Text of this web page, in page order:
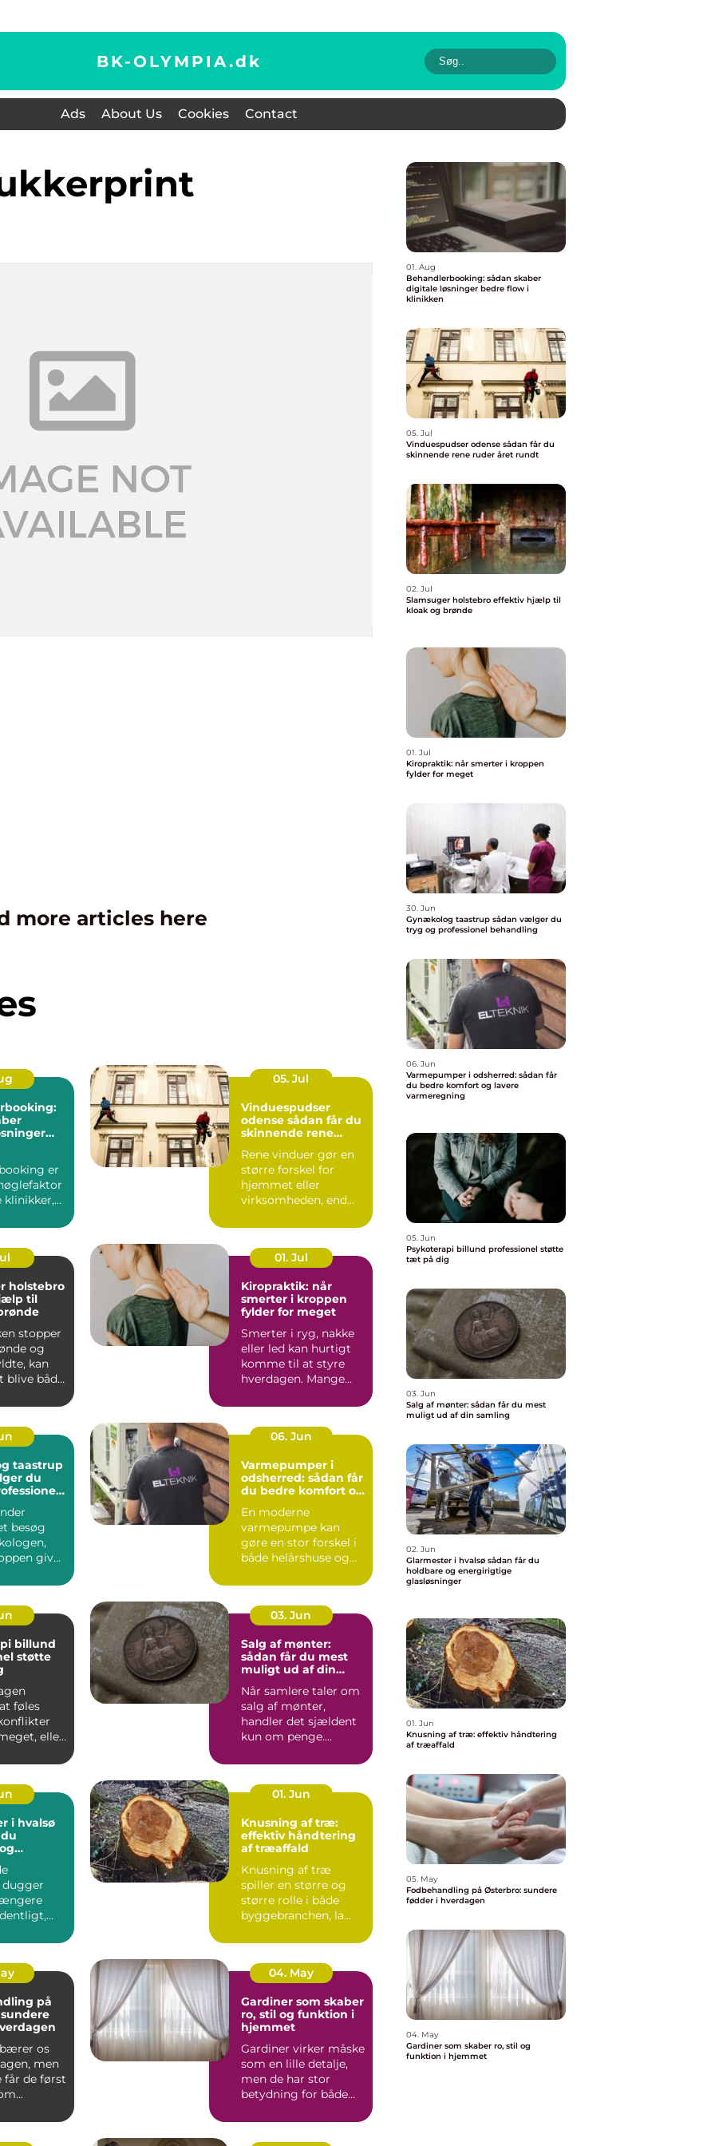
BK-OLYMPIA.dk
Ads About Us Cookies Contact
more articles here
er
klinikker,
05. Jul
Vinduespudser
odense sådan får du
skinnende rene
Rene vinduer gør en
større forskel for
hjemmet eller
virksomheden, end
Lysindfaldet bliv...
holstebro
til
stopper
og
kan
blive både
01. Jul
Kiropraktik: når
smerter i kroppen
fylder for meget
Smerter i ryg, nakke
eller led kan hurtigt
komme til at styre
hverdagen. Mange
taastrup
du
besøg
giver
06. Jun
Varmepumper i
odsherred: sådan får
du bedre komfort og
En moderne
varmepumpe kan
gøre en stor forskel i
både helårshuse og
Odsherred. Mange
væ...
billund
støtte
føles
eller
03. Jun
Salg af mønter:
sådan får du mest
muligt ud af din
Når samlere taler om
salg af mønter,
handler det sjældent
kun om penge.
historie, hånd...
i hvalsø
01. Jun
Knusning af træ:
effektiv håndtering
af træaffald
Knusning af træ
spiller en større og
større rolle i både
byggebranchen, la...
på
os
men
får de først
04. May
Gardiner som skaber
ro, stil og funktion i
hjemmet
Gardiner virker måske
som en lille detalje,
men de har stor
betydning for både
01. Aug
Behandlerbooking: sådan skaber
digitale løsninger bedre flow i
klinikken
05. Jul
Vinduespudser odense sådan får du
skinnende rene ruder året rundt
02. Jul
Slamsuger holstebro effektiv hjælp til
kloak og brønde
01. Jul
Kiropraktik: når smerter i kroppen
fylder for meget
30. Jun
Gynækolog taastrup sådan vælger du
tryg og professionel behandling
06. Jun
Varmepumper i odsherred: sådan får
du bedre komfort og lavere
varmeregning
05. Jun
Psykoterapi billund professionel støtte
tæt på dig
03. Jun
Salg af mønter: sådan får du mest
muligt ud af din samling
02. Jun
Glarmester i hvalsø sådan får du
holdbare og energirigtige
glasløsninger
01. Jun
Knusning af træ: effektiv håndtering
af træaffald
05. May
Fodbehandling på Østerbro: sundere
fødder i hverdagen
04. May
Gardiner som skaber ro, stil og
funktion i hjemmet